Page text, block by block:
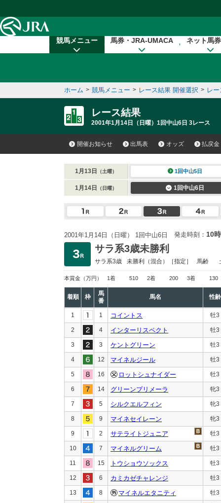
競馬メニュー 馬券・JRA-UMACA ネット馬
ホーム > 競馬メニュー > レース結果 開催選択 > レ
レース結果
2001年1月14日（日曜）1回中山6日 3レース
開催お知らせ 出馬表 オッズ 払戻金
1月13日 （土曜） 1回中山5日
1月14日 （日曜） 1回中山6日
2001年1月14日（日曜） 1回中山6日 発走時刻： 10
サラ系3歳未勝利
サラ系3歳 未勝利 （混合）［指定］ 馬齢
本賞金 （万円） 1着 510 2着 200 3着 130
着順 枠
馬
番
馬名 性齢
1 1 コイントス 牡3
2 4 インターリスペクト 牡3
3 3 ケントグリーン 牡3
4 12 マイネルジール 牡3
5 16 ロットシュナイダー 牡3
6 14 グリーンプリメーラ 牝3
7 5 シルクエルフィン 牝3
8 9 マイネセイレーン 牝3
9 2 サテライトジュニア 牡3
10 7 マイネルグリーム 牡3
11 15 トウショウソックス 牡3
12 6 カミカゼチャレンジ 牡3
13 8 マイネルエタニティ 牡3